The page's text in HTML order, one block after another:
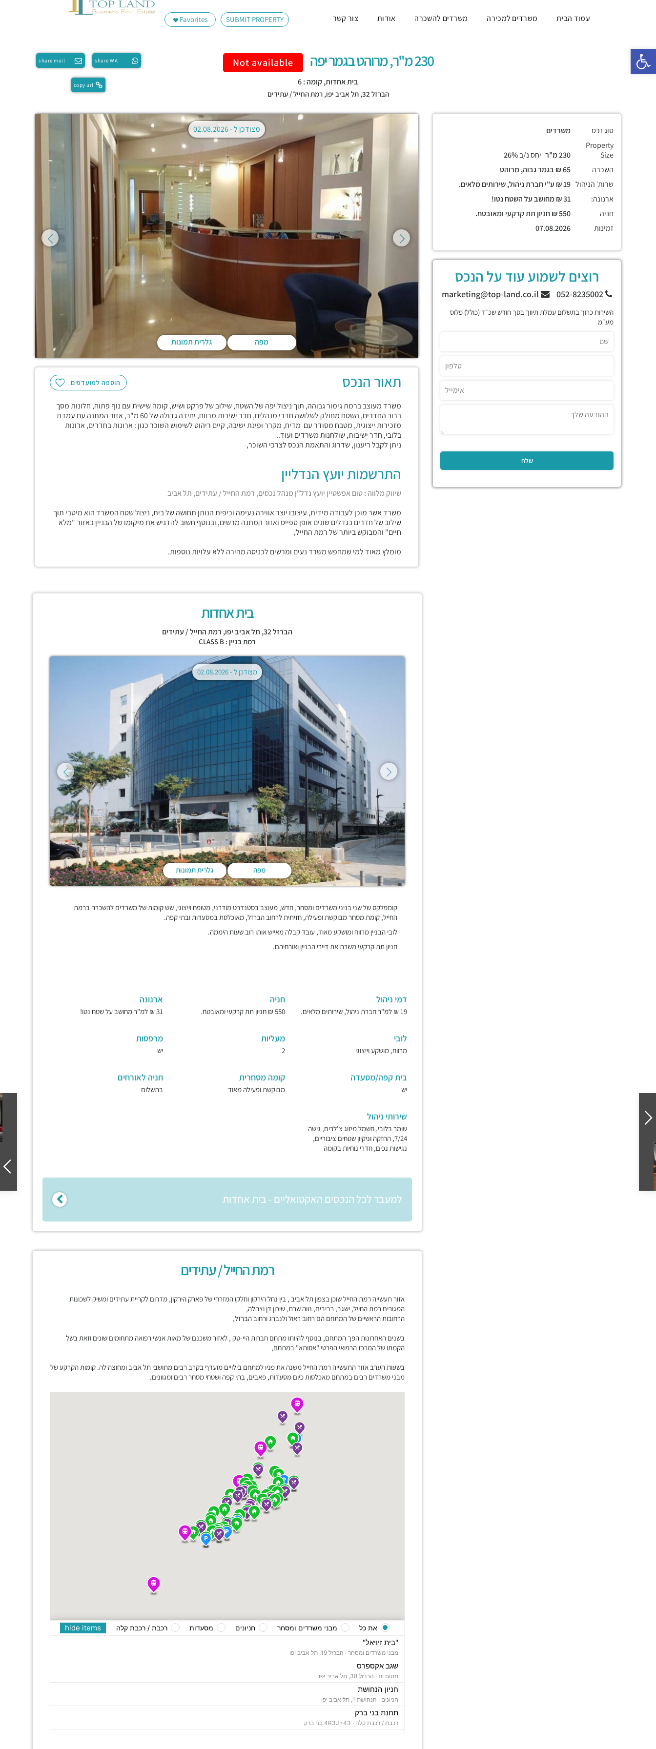
פתח סרגל נגישות
SUBMIT PROPERTY
Favorites עמוד הבית משרדים למכירה משרדים להשכרה אודות צור קשר
share WA
share mail
copy url
230 מ"ר, מרוהט בגמר יפה Not available
בית אחדות, קומה : 6
הברזל 32, תל אביב יפו,רמת החייל / עתידים
מפה גלרית תמונות
מצודכן ל -
הוספה למועדפים תאור הנכס
משרד מעוצב ברמת גימור גבוהה, תוך ניצול יפה של השטח, שילוב של פרקט ושיש, קומה שישית עם נוף פתוח, חלונות מסך
ברוב החדרים, השטח מחולק לשלושה חדרי מנהלים, חדר ישיבות מרווח, יחידה גדולה של 60 מ"ר, אזור המתנה עם עמדת
מזכירות ייצוגית, מטבח מסודר עם מדיח, מקרר ופינת ישיבה, קיים ריהוט לשימוש השוכר כגון : ארונות בחדרים, ארונות
בלובי, חדר ישיבות, שולחנות משרדים ועוד..
ניתן לקבל ריענון, שדרוג והתאמת הנכס לצרכי השוכר,
התרשמות יועץ הנדליין
שיווק מלווה : טום אפשטיין יועץ נדל"ן מנהל נכסים, רמת החייל / עתידים, תל אביב
משרד אשר מוכן לעבודה מידית, עיצובו יוצר אווירה נעימה וכיפית הנותן תחושה של בית, ניצול שטח המשרד הוא מיטבי תוך
שילוב של חדרים בגדלים שונים אופן ספייס ואזור המתנה מרשים, ובנוסף חשוב להדגיש את מיקומו של הבניין באזור "מלא
חיים" והמבוקש ביותר של רמת החייל,
מומלץ מאוד למי שמחפש משרד נעים ומרשים לכניסה מהירה ללא עלויות נוספות.
סוג נכס
משרדים
Property
Size
יחס נ/ב
השכרה
שרות׳ הניהול
ארנונה:
חניה
זמינות
רוצים לשמוע עוד על הנכס
השירות כרוך בתשלום עמלת תיווך בסך חודש שכ״ד (כולל) פלוס
מע״מ
בית אחדות
הברזל 32, תל אביב יפו, רמת החייל / עתידים
רמת בניין : CLASS B
מפה גלרית תמונות
מצודכן ל -02.08.2026
קומפלקס של שני בניני משרדים ומסחר, חדש, מעוצב בסטנדרט מודרני, מטופח וייצוגי, שש קומות של משרדים להשכרה ברמת
החייל, קומת מסחר מבוקשת ופעילה, חזיתית לרחוב הברזל, מאוכלסת במסעדות ובתי קפה.
לובי הבניין מרווח ומושקע מאוד, עובד קבלה מאייש אותו רוב שעות היממה.
חניון תת קרקעי משרת את דיירי הבניין ואורחיהם.
דמי ניהול
19 ₪ למ"ר חברת ניהול, שירותים מלאים.
חניה
550 ₪ חניון תת קרקעי ומאובטח.
ארנונה
31 ₪ למ"ר מחושב על שטח נטו!
לובי
מרווח, מושקע וייצוגי
מעליות
2
מרפסות
יש
בית קפה/מסעדה
יש
קומה מסחרית
מבוקשת ופעילה מאוד
חניה לאורחים
בתשלום
שירותי ניהול
שומר בלובי, חשמל מיזוג צ'לרים, גישה
7/24, החזקה וניקיון שטחים ציבוריים,
נגישות נכים, חדרי נוחיות בקומה
למעבר לכל הנכסים האקטואליים - בית אחדות
רמת החייל / עתידים
אזור תעשייה רמת החייל שוכן בצפון תל אביב , בין נחל הירקון וחלקו המזרחי של פארק הירקון, מדרום לקריית עתידים ומשיק לשכונות
המגורים רמת החייל, ישגב, רביבים, נווה שרת, שיכון דן וצהלה,
הרחובות הראשיים של המתחם הם רחוב ראול ולנברג ורחוב הברזל,
בשנים האחרונות הפך המתחם, בנוסף להיותו מתחם חברות היי-טק , לאזור משכנם של מאות אנשי רפואה מתחומים שונים וזאת בשל
הקמתו של המרכז הרפואי הפרטי "אסותא" במתחם,
בשעות הערב אזור התעשייה רמת החייל משנה את פניו למתחם בילויים מועדף בקרב רבים מתושבי תל אביב ומחוצה לה. קומות הקרקע של
מבני משרדים רבים במתחם מאכלסות כיום מסעדות, פאבים, בתי קפה ושטחי מסחר רבים ומגוונים.
"בית זיויאל"
מבני משרדים ומסחר · הברזל 19, תל אביב יפו
שגב אקספרס
מסעדות · הברזל 38, תל אביב יפו
חניון הנחושת
חניונים · הנחושת 1, תל אביב יפו
תחנת בני ברק
רכבת / רכבת קלה ·
hide items את כל מבני משרדים ומסחר חניונים מסעדות רכבת / רכבת קלה